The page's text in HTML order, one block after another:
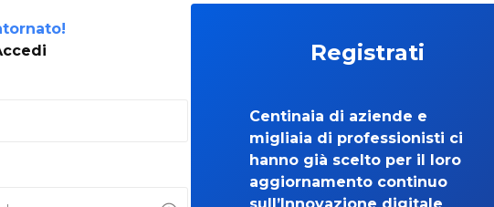
Registrati
Centinaia di aziende e
migliaia di professionisti ci
hanno già scelto per il loro
aggiornamento continuo